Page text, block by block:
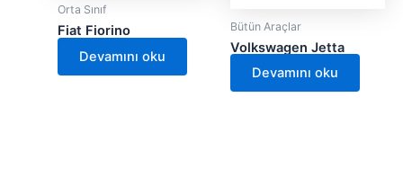
Orta Sınıf
Fiat Fiorino
Devamını oku
Bütün Araçlar
Volkswagen Jetta
Devamını oku